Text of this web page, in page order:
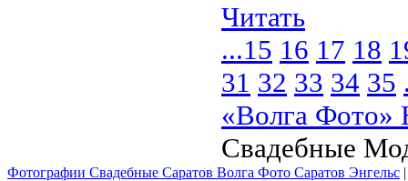
Читать
...15 16 17 18
31 32 33 34 35
«Волга Фото»
Свадебные
Фотографии Свадебные Саратов Волга Фото Саратов Энгельс